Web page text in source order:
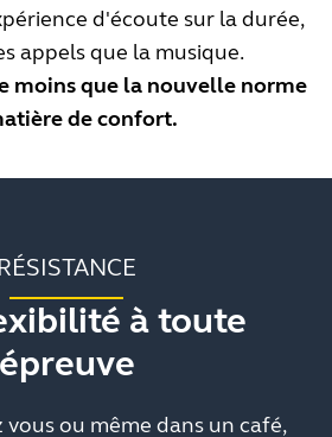
d'écoute sur la durée,
appels que la musique.
moins que la nouvelle norme
de confort.
RÉSISTANCE
à toute
épreuve
vous ou même dans un café,